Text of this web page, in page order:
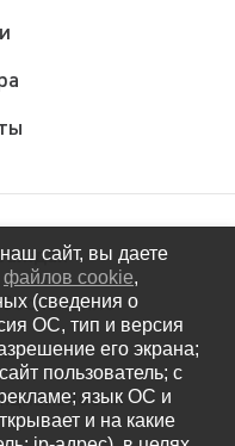
сайт, вы даете
файлов cookie,
(сведения о
ОС, тип и версия
его экрана;
пользователь; с
язык ОС и
и на какие